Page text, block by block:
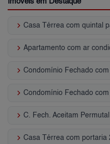
keyboard_arrow_right Casa Térrea com quintal
keyboard_arrow_right
keyboard_arrow_right
keyboard_arrow_right
keyboard_arrow_right C. Fech. Aceitam
keyboard_arrow_right